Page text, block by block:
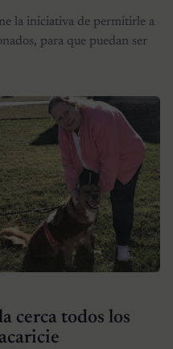
la iniciativa de permitirle a
para que puedan ser
cerca todos los